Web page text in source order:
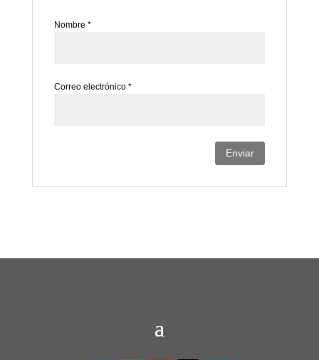
Nombre *
Correo electrónico *